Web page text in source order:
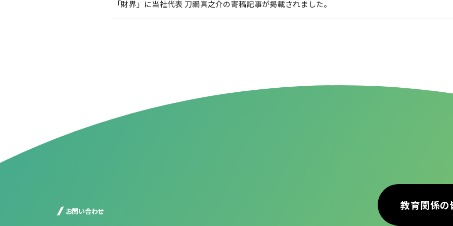
「財界」に当社代表 刀禰真之介の寄稿記事が掲載されました。
お問い合わせ 教育関係の